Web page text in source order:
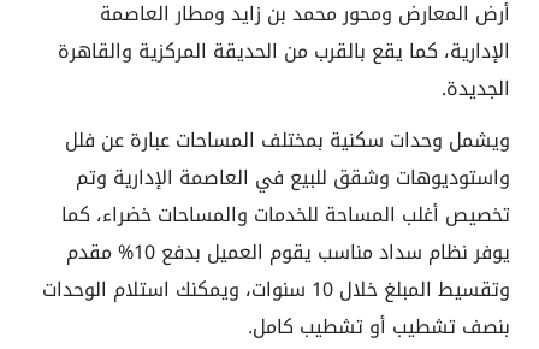
أرض المعارض ومحور محمد بن زايد ومطار العاصمة
الإدارية، كما يقع بالقرب من الحديقة المركزية والقاهرة
الجديدة.
ويشمل وحدات سكنية بمختلف المساحات عبارة عن فلل
واستوديوهات وشقق للبيع في العاصمة الإدارية وتم
تخصيص أغلب المساحة للخدمات والمساحات خضراء، كما
يوفر نظام سداد مناسب يقوم العميل بدفع 10% مقدم
وتقسيط المبلغ خلال 10 سنوات، ويمكنك استلام الوحدات
بنصف تشطيب أو تشطيب كامل.